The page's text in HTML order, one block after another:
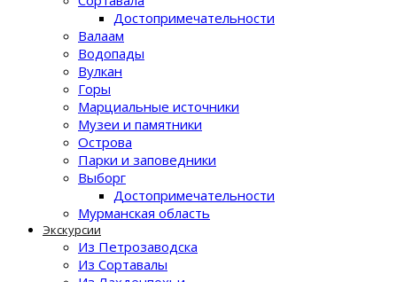
Достопримечательности
Валаам
Водопады
Вулкан
Горы
Марциальные источники
Музеи и памятники
Острова
Парки и заповедники
Выборг
Достопримечательности
Мурманская область
Экскурсии
Из Петрозаводска
Из Сортавалы